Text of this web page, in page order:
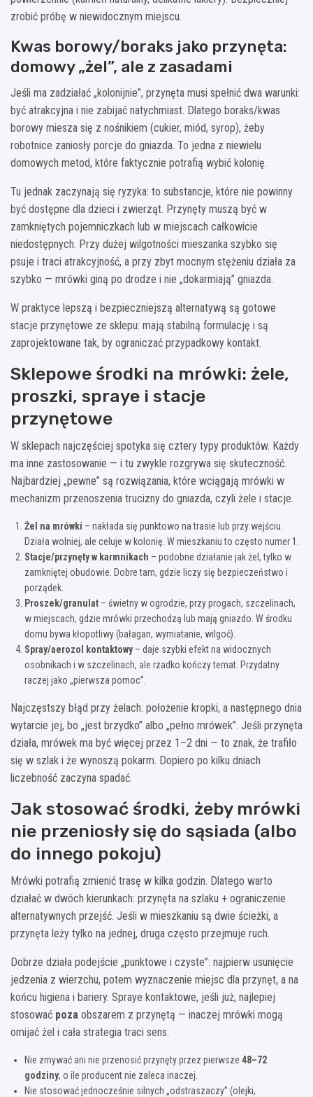
zrobić próbę w niewidocznym miejscu.
Kwas borowy/boraks jako przynęta:
domowy „żel”, ale z zasadami
Jeśli ma zadziałać „kolonijnie”, przynęta musi spełnić dwa warunki:
być atrakcyjna i nie zabijać natychmiast. Dlatego boraks/kwas
borowy miesza się z nośnikiem (cukier, miód, syrop), żeby
robotnice zaniosły porcje do gniazda. To jedna z niewielu
domowych metod, które faktycznie potrafią wybić kolonię.
Tu jednak zaczynają się ryzyka: to substancje, które nie powinny
być dostępne dla dzieci i zwierząt. Przynęty muszą być w
zamkniętych pojemniczkach lub w miejscach całkowicie
niedostępnych. Przy dużej wilgotności mieszanka szybko się
psuje i traci atrakcyjność, a przy zbyt mocnym stężeniu działa za
szybko — mrówki giną po drodze i nie „dokarmiają” gniazda.
W praktyce lepszą i bezpieczniejszą alternatywą są gotowe
stacje przynętowe ze sklepu: mają stabilną formulację i są
zaprojektowane tak, by ograniczać przypadkowy kontakt.
Sklepowe środki na mrówki: żele,
proszki, spraye i stacje
przynętowe
W sklepach najczęściej spotyka się cztery typy produktów. Każdy
ma inne zastosowanie — i tu zwykle rozgrywa się skuteczność.
Najbardziej „pewne” są rozwiązania, które wciągają mrówki w
mechanizm przenoszenia trucizny do gniazda, czyli żele i stacje.
Żel na mrówki – nakłada się punktowo na trasie lub przy wejściu.
Działa wolniej, ale celuje w kolonię. W mieszkaniu to często numer 1.
Stacje/przynęty w karmnikach – podobne działanie jak żel, tylko w
zamkniętej obudowie. Dobre tam, gdzie liczy się bezpieczeństwo i
porządek.
Proszek/granulat – świetny w ogrodzie, przy progach, szczelinach,
w miejscach, gdzie mrówki przechodzą lub mają gniazdo. W środku
domu bywa kłopotliwy (bałagan, wymiatanie, wilgoć).
Spray/aerozol kontaktowy– daje szybki efekt na widocznych
osobnikach i w szczelinach, ale rzadko kończy temat. Przydatny
raczej jako „pierwsza pomoc”.
Najczęstszy błąd przy żelach: położenie kropki, a następnego dnia
wytarcie jej, bo „jest brzydko” albo „pełno mrówek”. Jeśli przynęta
działa, mrówek ma być więcej przez 1–2 dni — to znak, że trafiło
się w szlak i że wynoszą pokarm. Dopiero po kilku dniach
liczebność zaczyna spadać.
Jak stosować środki, żeby mrówki
nie przeniosły się do sąsiada (albo
do innego pokoju)
Mrówki potrafią zmienić trasę w kilka godzin. Dlatego warto
działać w dwóch kierunkach: przynęta na szlaku + ograniczenie
alternatywnych przejść. Jeśli w mieszkaniu są dwie ścieżki, a
przynęta leży tylko na jednej, druga często przejmuje ruch.
Dobrze działa podejście „punktowe i czyste”: najpierw usunięcie
jedzenia z wierzchu, potem wyznaczenie miejsc dla przynęt, a na
końcu higiena i bariery. Spraye kontaktowe, jeśli już, najlepiej
stosować poza obszarem z przynętą — inaczej mrówki mogą
omijać żel i cała strategia traci sens.
Nie zmywać ani nie przenosić przynęty przez pierwsze 48–72
godziny, o ile producent nie zaleca inaczej.
Nie stosować jednocześnie silnych „odstraszaczy” (olejki,